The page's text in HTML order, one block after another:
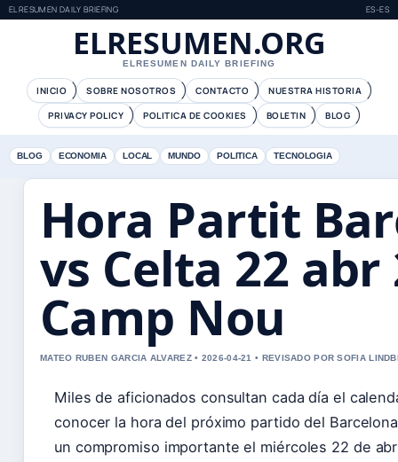
ELRESUMEN DAILY BRIEFING ES-ES
ELRESUMEN.ORG
ELRESUMEN DAILY BRIEFING
INICIO SOBRE NOSOTROS CONTACTO
NUESTRA HISTORIA
PRIVACY POLICY
POLITICA DE COOKIES BOLETIN BLOG
BLOG ECONOMIA LOCAL MUNDO POLITICA TECNOLOGIA
Hora Partit
vs Celta 22 abr
Camp Nou
MATEO RUBEN GARCIA ALVAREZ • 2026-04-21 • REVISADO POR SOFIA
Miles de aficionados consultan cada día el
conocer la hora del próximo partido del
un compromiso importante el miércoles 22 de